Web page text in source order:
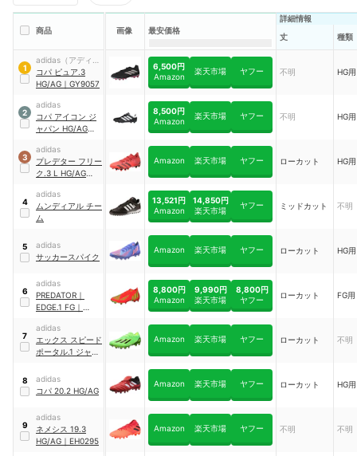
商品 画像 最安価格
詳細情報
丈
種類
1
adidas（アディダ
ス）
コパ ピュア.3
HG/AG ｜ GY9057
6,500円
Amazon
楽天市場 ヤフー 不明 HG
2
adidas
コパ アイコン ジ
ャパン HG/AG｜
8,500円
Amazon
楽天市場 ヤフー 不明 HG
3
adidas
プレデター フリー
ク.3 L HG/AG｜
Amazon 楽天市場 ヤフー ローカット HG
4
adidas
ムンディアル チー
ム
13,521円
Amazon
14,850円
楽天市場
ヤフー ミッドカット 不明
5
adidas
サッカースパイク
Amazon 楽天市場 ヤフー ローカット HG
6
adidas
PREDATOR ｜
EDGE.1 FG ｜
8,800円
Amazon
9,990円
楽天市場
8,800円
ヤフー
ローカット FG用
7
adidas
エックス スピード
ポータル.1 ジャパ
Amazon 楽天市場 ヤフー ローカット 不明
8
adidas
コパ 20.2 HG/AG
Amazon 楽天市場 ヤフー ローカット HG
9
adidas
ネメシス 19.3
HG/AG ｜ EH0295
Amazon 楽天市場 ヤフー 不明 不明